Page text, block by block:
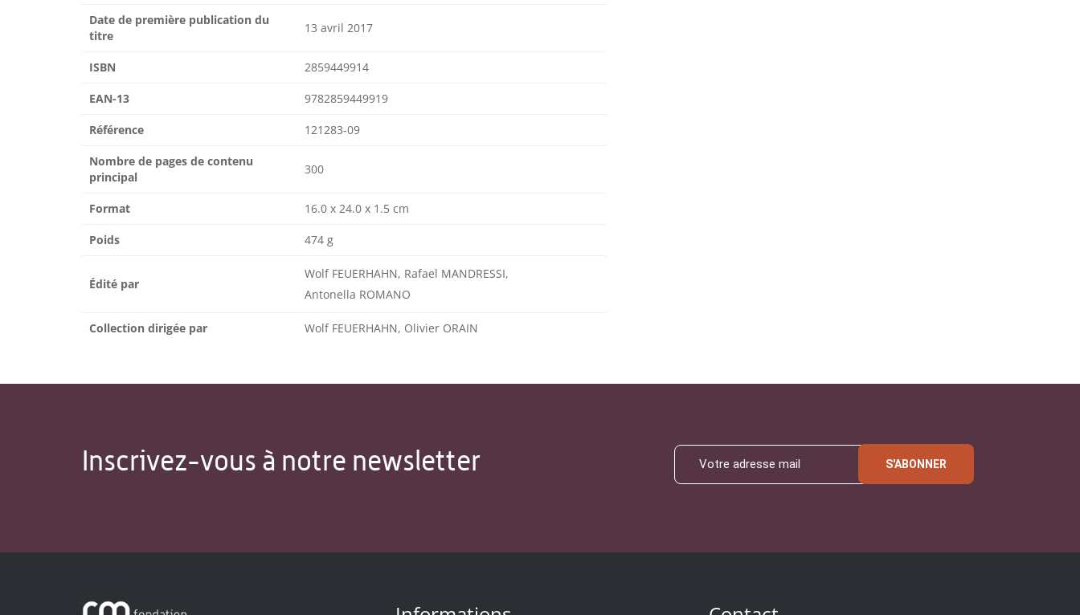
Date de première publication du
titre
13 avril 2017
ISBN 2859449914
EAN-13 9782859449919
Référence 121283-09
Nombre de pages de contenu
principal
300
Format 16.0 x 24.0 x 1.5 cm
Poids 474 g
Édité par
Wolf FEUERHAHN, Rafael MANDRESSI,
Antonella ROMANO
Collection dirigée par Wolf FEUERHAHN, Olivier ORAIN
Inscrivez-vous à notre newsletter S'ABONNER